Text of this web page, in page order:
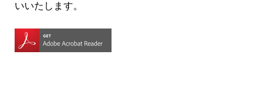
いいたします。